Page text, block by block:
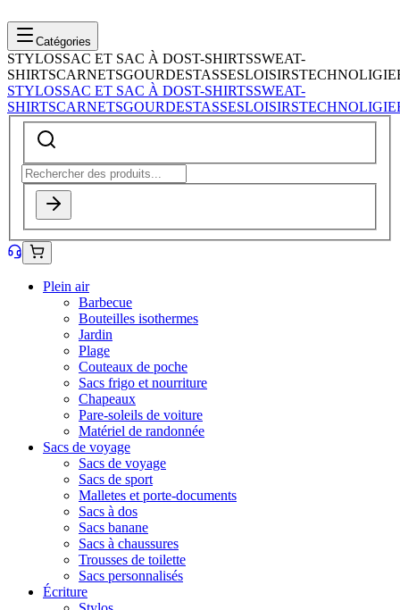
Catégories
STYLOSSAC ET SAC À DOST-SHIRTSSWEAT-
SHIRTSCARNETSGOURDESTASSESLOISIRSTECHNOLIGIE
STYLOSSAC ET SAC À DOST-SHIRTSSWEAT-
SHIRTSCARNETSGOURDESTASSESLOISIRSTECHNOLIGIE
Plein air
Barbecue
Bouteilles isothermes
Jardin
Plage
Couteaux de poche
Sacs frigo et nourriture
Chapeaux
Pare-soleils de voiture
Matériel de randonnée
Sacs de voyage
Sacs de voyage
Sacs de sport
Malletes et porte-documents
Sacs à dos
Sacs banane
Sacs à chaussures
Trousses de toilette
Sacs personnalisés
Écriture